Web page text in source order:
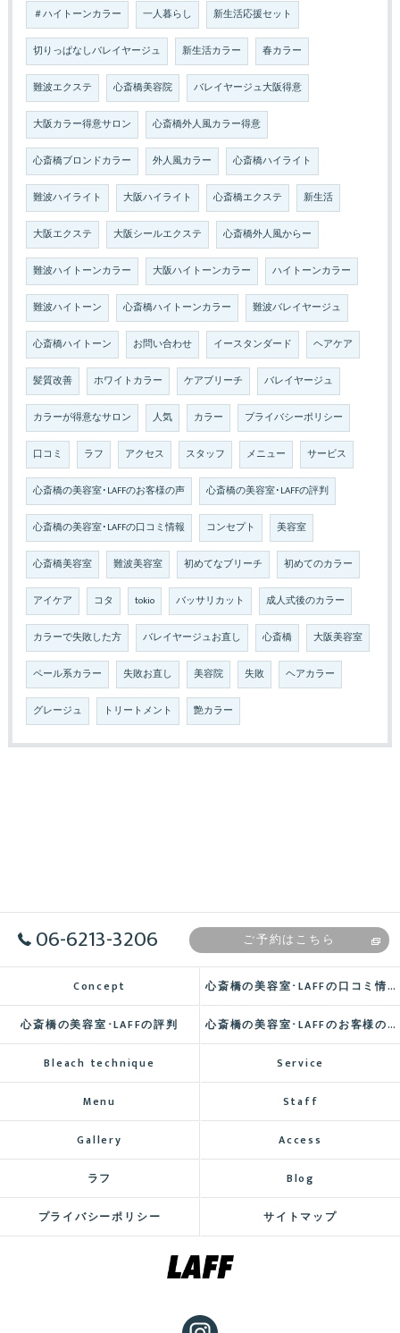
＃ハイトーンカラー 一人暮らし 新生活応援セット
切りっぱなしバレイヤージュ 新生活カラー 春カラー
難波エクステ 心斎橋美容院 バレイヤージュ大阪得意
大阪カラー得意サロン 心斎橋外人風カラー得意
心斎橋ブロンドカラー 外人風カラー 心斎橋ハイライト
難波ハイライト 大阪ハイライト 心斎橋エクステ 新生活
大阪エクステ 大阪シールエクステ 心斎橋外人風からー
難波ハイトーンカラー 大阪ハイトーンカラー ハイトーンカラー
難波ハイトーン 心斎橋ハイトーンカラー 難波バレイヤージュ
心斎橋ハイトーン お問い合わせ イースタンダード ヘアケア
髪質改善 ホワイトカラー ケアブリーチ バレイヤージュ
カラーが得意なサロン 人気 カラー プライバシーポリシー
口コミ ラフ アクセス スタッフ メニュー サービス
心斎橋の美容室･LAFFのお客様の声 心斎橋の美容室･LAFFの評判
心斎橋の美容室･LAFFの口コミ情報 コンセプト 美容室
心斎橋美容室 難波美容室 初めてなブリーチ 初めてのカラー
アイケア コタ tokio バッサリカット 成人式後のカラー
カラーで失敗した方 バレイヤージュお直し 心斎橋 大阪美容室
ペール系カラー 失敗お直し 美容院 失敗 ヘアカラー
グレージュ トリートメント 艶カラー
06-6213-3206 ご予約はこちら
Concept 心斎橋の美容室･LAFFの口コミ情報
心斎橋の美容室･LAFFの評判 心斎橋の美容室･LAFFのお客様の声
Bleach technique Service
Menu Staff
Gallery Access
ラフ Blog
プライバシーポリシー サイトマップ